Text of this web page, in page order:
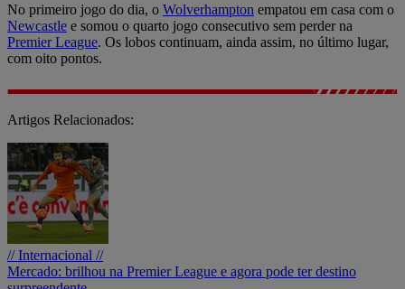
No primeiro jogo do dia, o Wolverhampton empatou em casa com o
Newcastle e somou o quarto jogo consecutivo sem perder na
Premier League. Os lobos continuam, ainda assim, no último lugar,
com oito pontos.
Artigos Relacionados:
// Internacional //
Mercado: brilhou na Premier League e agora pode ter destino